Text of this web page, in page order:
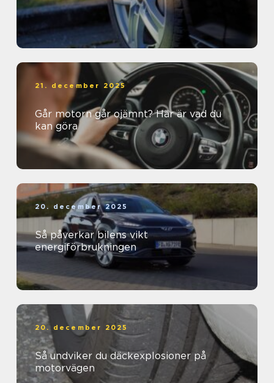
21. december 2025
Går motorn går ojämnt? Här är vad du
kan göra
20. december 2025
Så påverkar bilens vikt
energiförbrukningen
20. december 2025
Så undviker du däckexplosioner på
motorvägen